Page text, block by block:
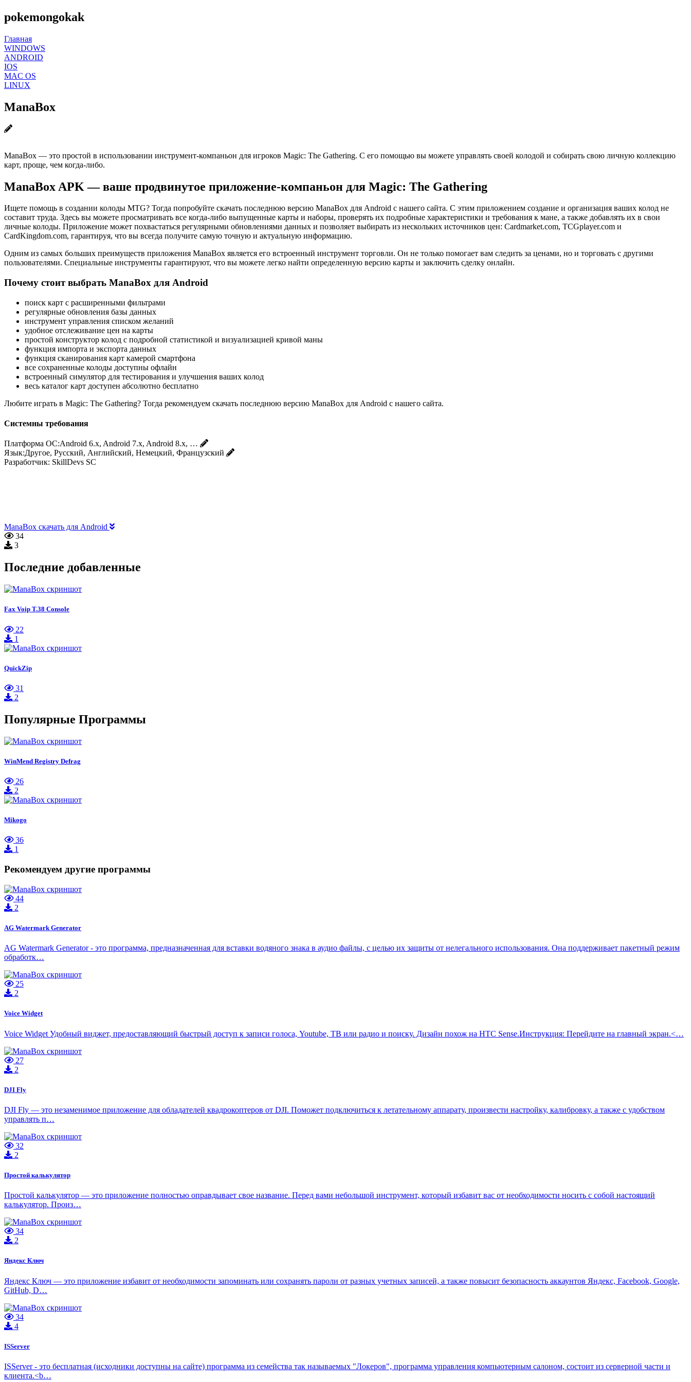
pokemongokak
Главная
WINDOWS
ANDROID
IOS
MAC OS
LINUX
ManaBox
ManaBox — это простой в использовании инструмент-компаньон для игроков Magic: The Gathering. С его помощью вы можете управлять своей колодой и собирать свою личную коллекцию
карт, проще, чем когда-либо.
ManaBox APK — ваше продвинутое приложение-компаньон для Magic: The Gathering
Ищете помощь в создании колоды MTG? Тогда попробуйте скачать последнюю версию ManaBox для Android с нашего сайта. С этим приложением создание и организация ваших колод не
составит труда. Здесь вы можете просматривать все когда-либо выпущенные карты и наборы, проверять их подробные характеристики и требования к мане, а также добавлять их в свои
личные колоды. Приложение может похвастаться регулярными обновлениями данных и позволяет выбирать из нескольких источников цен: Cardmarket.com, TCGplayer.com и
CardKingdom.com, гарантируя, что вы всегда получите самую точную и актуальную информацию.
Одним из самых больших преимуществ приложения ManaBox является его встроенный инструмент торговли. Он не только помогает вам следить за ценами, но и торговать с другими
пользователями. Специальные инструменты гарантируют, что вы можете легко найти определенную версию карты и заключить сделку онлайн.
Почему стоит выбрать ManaBox для Android
поиск карт с расширенными фильтрами
регулярные обновления базы данных
инструмент управления списком желаний
удобное отслеживание цен на карты
простой конструктор колод с подробной статистикой и визуализацией кривой маны
функция импорта и экспорта данных
функция сканирования карт камерой смартфона
все сохраненные колоды доступны офлайн
встроенный симулятор для тестирования и улучшения ваших колод
весь каталог карт доступен абсолютно бесплатно
Любите играть в Magic: The Gathering? Тогда рекомендуем скачать последнюю версию ManaBox для Android с нашего сайта.
Системны требования
Платформа ОС:Android 6.x, Android 7.x, Android 8.x, …
Язык:Другое, Русский, Английский, Немецкий, Французский
Разработчик: SkillDevs SC
ManaBox скачать для Android
34
3
Последние добавленные
Fax Voip T.38 Console
22
1
QuickZip
31
2
Популярные Программы
WinMend Registry Defrag
26
2
Mikogo
36
1
Рекомендуем другие программы
44
2
AG Watermark Generator
AG Watermark Generator - это программа, предназначенная для вставки водяного знака в аудио файлы, с целью их защиты от нелегального использования. Она поддерживает пакетный режим
обработк…
25
2
Voice Widget
Voice Widget Удобный виджет, предоставляющий быстрый доступ к записи голоса, Youtube, ТВ или радио и поиску. Дизайн похож на HTC Sense.Инструкция: Перейдите на главный экран.<…
27
2
DJI Fly
DJI Fly — это незаменимое приложение для обладателей квадрокоптеров от DJI. Поможет подключиться к летательному аппарату, произвести настройку, калибровку, а также с удобством
управлять п…
32
2
Простой калькулятор
Простой калькулятор — это приложение полностью оправдывает свое название. Перед вами небольшой инструмент, который избавит вас от необходимости носить с собой настоящий
калькулятор. Произ…
34
2
Яндекс Ключ
Яндекс Ключ — это приложение избавит от необходимости запоминать или сохранять пароли от разных учетных записей, а также повысит безопасность аккаунтов Яндекс, Facebook, Google,
GitHub, D…
34
4
ISServer
ISServer - это бесплатная (исходники доступны на сайте) программа из семейства так называемых "Локеров", программа управления компьютерным салоном, состоит из серверной части и
клиента.<b…